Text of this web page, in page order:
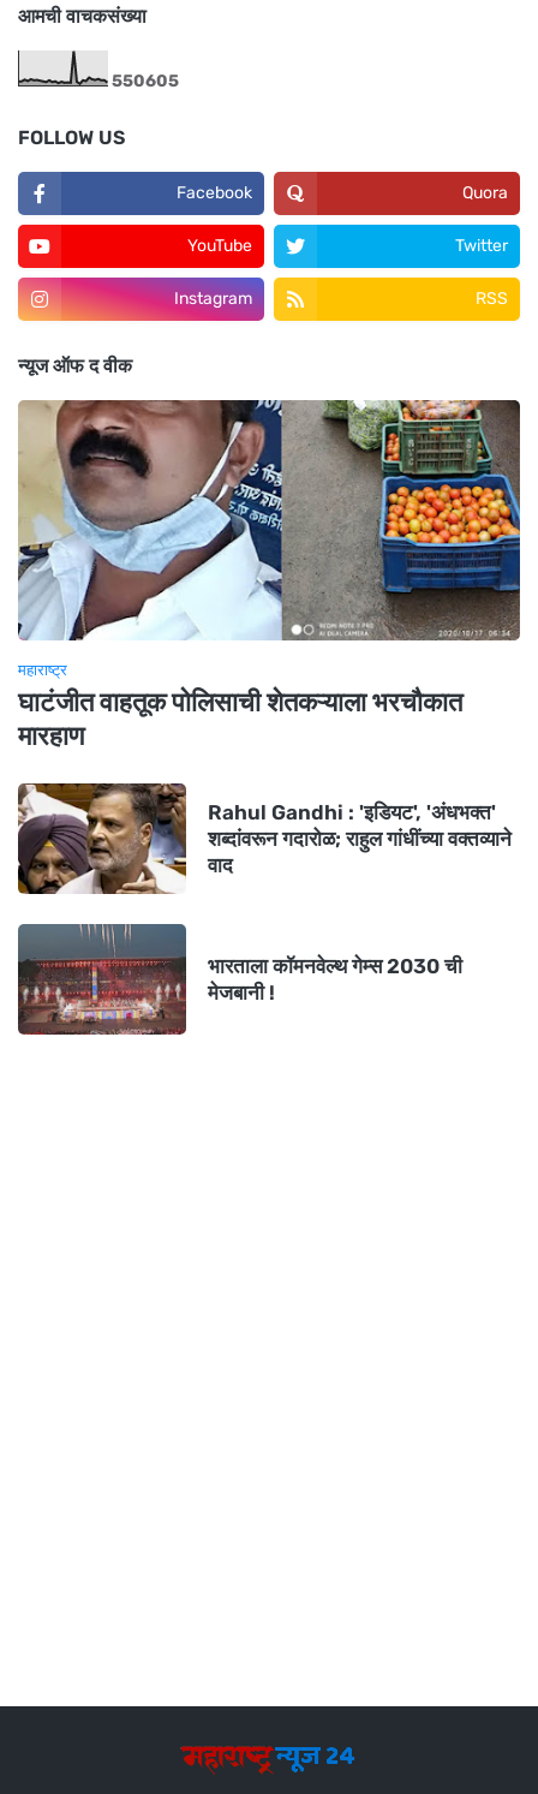
आमची वाचकसंख्या
550605
FOLLOW US
Facebook Quora
YouTube Twitter
Instagram RSS
न्यूज ऑफ द वीक
महाराष्ट्र
घाटंजीत वाहतूक पोलिसाची शेतकऱ्याला भरचौकात
मारहाण
Rahul Gandhi : 'इडियट', 'अंधभक्त'
शब्दांवरून गदारोळ; राहुल गांधींच्या वक्तव्याने
वाद
भारताला कॉमनवेल्थ गेम्स 2030 ची
मेजबानी !